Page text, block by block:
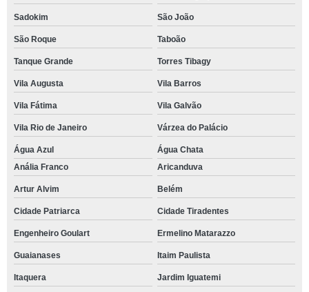
Sadokim São João
São Roque Taboão
Tanque Grande Torres Tibagy
Vila Augusta Vila Barros
Vila Fátima Vila Galvão
Vila Rio de Janeiro Várzea do Palácio
Água Azul
Água Chata
Anália Franco
Aricanduva
Artur Alvim Belém
Cidade Patriarca Cidade Tiradentes
Engenheiro Goulart Ermelino Matarazzo
Guaianases Itaim Paulista
Itaquera Jardim Iguatemi